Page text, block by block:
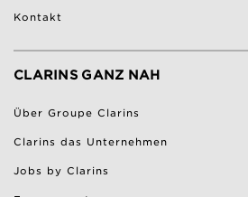
Kontakt
CLARINS GANZ NAH
Über Groupe Clarins
Clarins das Unternehmen
Jobs by Clarins